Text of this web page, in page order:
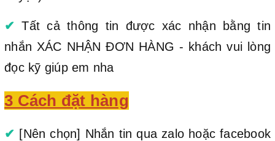
✔ Tất cả thông tin được xác nhận bằng tin
nhắn XÁC NHẬN ĐƠN HÀNG - khách vui lòng
đọc kỹ giúp em nha
3 Cách đặt hàng
✔ [Nên chọn] Nhắn tin qua zalo hoặc facebook